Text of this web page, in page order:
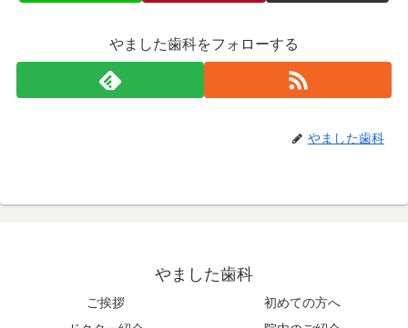
やました歯科をフォローする
やました歯科
やました歯科
ご挨拶
初めての方へ